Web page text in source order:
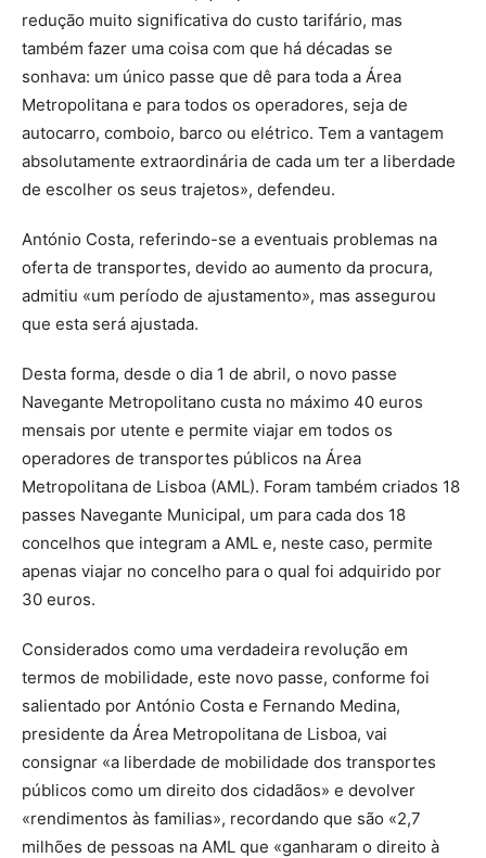
redução muito significativa do custo tarifário, mas
também fazer uma coisa com que há décadas se
sonhava: um único passe que dê para toda a Área
Metropolitana e para todos os operadores, seja de
autocarro, comboio, barco ou elétrico. Tem a vantagem
absolutamente extraordinária de cada um ter a liberdade
de escolher os seus trajetos», defendeu.
António Costa, referindo-se a eventuais problemas na
oferta de transportes, devido ao aumento da procura,
admitiu «um período de ajustamento», mas assegurou
que esta será ajustada.
Desta forma, desde o dia 1 de abril, o novo passe
Navegante Metropolitano custa no máximo 40 euros
mensais por utente e permite viajar em todos os
operadores de transportes públicos na Área
Metropolitana de Lisboa (AML). Foram também criados 18
passes Navegante Municipal, um para cada dos 18
concelhos que integram a AML e, neste caso, permite
apenas viajar no concelho para o qual foi adquirido por
30 euros.
Considerados como uma verdadeira revolução em
termos de mobilidade, este novo passe, conforme foi
salientado por António Costa e Fernando Medina,
presidente da Área Metropolitana de Lisboa, vai
consignar «a liberdade de mobilidade dos transportes
públicos como um direito dos cidadãos» e devolver
«rendimentos às familias», recordando que são «2,7
milhões de pessoas na AML que «ganharam o direito à